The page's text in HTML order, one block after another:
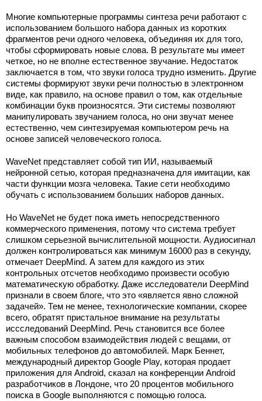
Многие компьютерные программы синтеза речи работают с
использованием большого набора данных из коротких
фрагментов речи одного человека, объединяя их для того,
чтобы сформировать новые слова. В результате мы имеет
четкое, но не вполне естественное звучание. Недостаток
заключается в том, что звуки голоса трудно изменить. Другие
системы формируют звуки речи полностью в электронном
виде, как правило, на основе правил о том, как отдельные
комбинации букв произносятся. Эти системы позволяют
манипулировать звучанием голоса, но они звучат менее
естественно, чем синтезируемая компьютером речь на
основе записей человеческого голоса.
WaveNet представляет собой тип ИИ, называемый
нейронной сетью, которая предназначена для имитации, как
части функции мозга человека. Такие сети необходимо
обучать с использованием больших наборов данных.
Но WaveNet не будет пока иметь непосредственного
коммерческого применения, потому что система требует
слишком серьезной вычислительной мощности. Аудиосигнал
должен контролироваться как минимум 16000 раз в секунду,
отмечает DeepMind. А затем для каждого из этих
контрольных отсчетов необходимо произвести особую
математическую обработку. Даже исследователи DeepMind
признали в своем блоге, что это «является явно сложной
задачей». Тем не менее, технологические компании, скорее
всего, обратят пристальное внимание на результаты
иссследований DeepMind. Речь становится все более
важным способом взаимодействия людей с вещами, от
мобильных телефонов до автомобилей. Марк Беннет,
международный директор Google Play, которая продает
приложения для Android, сказал на конференции Android
разработчиков в Лондоне, что 20 процентов мобильного
поиска в Google выполняются с помощью голоса.